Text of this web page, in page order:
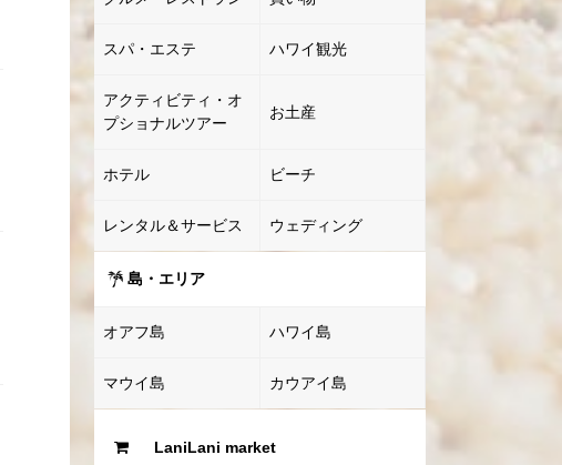
スパ・エステ ハワイ観光
アクティビティ・オ
プショナルツアー
お土産
ホテル ビーチ
レンタル＆サービス ウェディング
島・エリア
オアフ島 ハワイ島
マウイ島 カウアイ島
LaniLani market